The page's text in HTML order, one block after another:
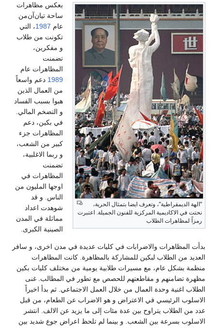
"الهة الديمقراطية"، وتعرف ايضا بتمثال الحرية،
نحتت في الاكاديمية المركزية للفنون الجميلة. اعتبرت
رمزاً لمظاهرات الطلاب
بعكس مظاهرات
ساحة تيان‌آن‌من
عام 1987، التي
تكونت من طلاب
و مفكرين،
تضمنت
المظاهرات عام
1989 دعم واسعاً
من العمال الذين
هبوا بسبب الفساد
و التضخم المالي.
في بكين، دعم
المظاهرات جزء
كبير من الشعب،
و ربما الاغلبية،
تضمنت
المظاهرات في
اوجها المليون من
الناس. و قد
شوهدت اعداد
مماثلة في المدن
الصينية الكبرى.
بدأت المظاهرات والاضرابات في كليات عديدة في مدن اخرى، و سافر
العديد من الطلاب لبكين للمشاركة بالمظاهرة. كانت المظاهرات
منظمة بشكل عام، مع مسيرات طلابية يومية من مختلف كليات بكين
مظهرة تضامنهم و مقاطعتهم للحصص مع تطور في المطالب. غنى
الطلاب اغنية وحدة العمال من خلال العمل الاجتماعي. ثم بدأ اخيراً
الاسلوب الرئيسي في الاعتراض و هو الاضراب عن الطعام، من قبل
عدد من الطلاب يتراوح بين عدة مئات إلى ما يزيد عن الالف. انتشر
الاسلوب بسرعة بين الشعب. و بينما لم تلحظ اعراض جوع شديد بين